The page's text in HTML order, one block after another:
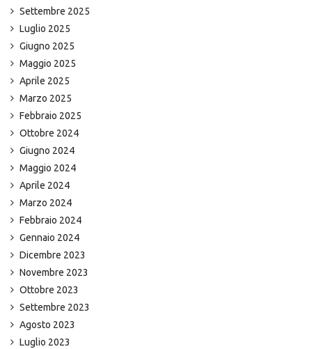
Settembre 2025
Luglio 2025
Giugno 2025
Maggio 2025
Aprile 2025
Marzo 2025
Febbraio 2025
Ottobre 2024
Giugno 2024
Maggio 2024
Aprile 2024
Marzo 2024
Febbraio 2024
Gennaio 2024
Dicembre 2023
Novembre 2023
Ottobre 2023
Settembre 2023
Agosto 2023
Luglio 2023